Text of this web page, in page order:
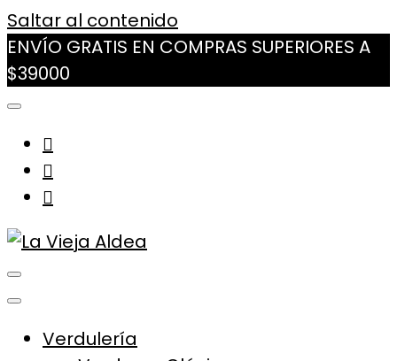
Saltar al contenido
ENVÍO GRATIS EN COMPRAS SUPERIORES A
$39000
Verdulería